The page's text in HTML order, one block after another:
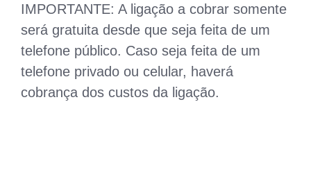
IMPORTANTE: A ligação a cobrar somente
será gratuita desde que seja feita de um
telefone público. Caso seja feita de um
telefone privado ou celular, haverá
cobrança dos custos da ligação.